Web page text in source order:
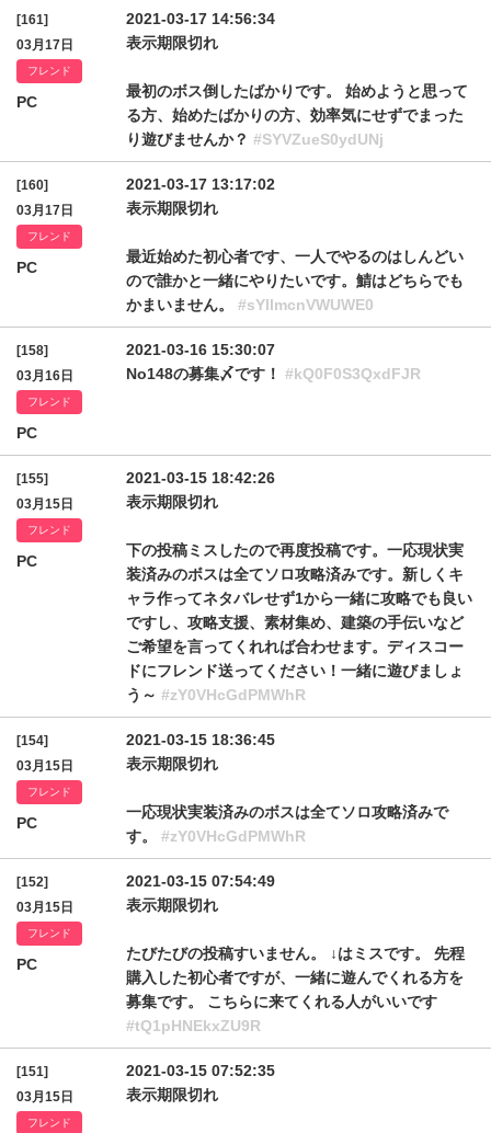
[161]
03月17日
フレンド
PC
2021-03-17 14:56:34
表示期限切れ
最初のボス倒したばかりです。 始めようと思って
る方、始めたばかりの方、効率気にせずでまった
り遊びませんか？ #SYVZueS0ydUNj
[160]
03月17日
フレンド
PC
2021-03-17 13:17:02
表示期限切れ
最近始めた初心者です、一人でやるのはしんどい
ので誰かと一緒にやりたいです。鯖はどちらでも
かまいません。 #sYllmcnVWUWE0
[158]
03月16日
フレンド
PC
2021-03-16 15:30:07
No148の募集〆です！ #kQ0F0S3QxdFJR
[155]
03月15日
フレンド
PC
2021-03-15 18:42:26
表示期限切れ
下の投稿ミスしたので再度投稿です。一応現状実
装済みのボスは全てソロ攻略済みです。新しくキ
ャラ作ってネタバレせず1から一緒に攻略でも良い
ですし、攻略支援、素材集め、建築の手伝いなど
ご希望を言ってくれれば合わせます。ディスコー
ドにフレンド送ってください！一緒に遊びましょ
う～ #zY0VHcGdPMWhR
[154]
03月15日
フレンド
PC
2021-03-15 18:36:45
表示期限切れ
一応現状実装済みのボスは全てソロ攻略済みで
す。 #zY0VHcGdPMWhR
[152]
03月15日
フレンド
PC
2021-03-15 07:54:49
表示期限切れ
たびたびの投稿すいません。 ↓はミスです。 先程
購入した初心者ですが、一緒に遊んでくれる方を
募集です。 こちらに来てくれる人がいいです
#tQ1pHNEkxZU9R
[151]
03月15日
フレンド
2021-03-15 07:52:35
表示期限切れ